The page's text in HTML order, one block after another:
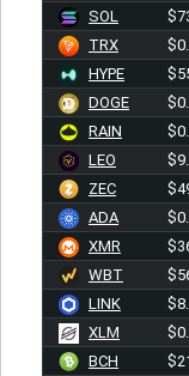
SOL
TRX
HYPE
DOGE
RAIN
LEO
ZEC
ADA
XMR
WBT
LINK
XLM
BCH